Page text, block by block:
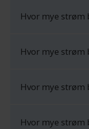
Hvor mye
Hvor mye
Hvor mye strøm
Hvor mye strøm